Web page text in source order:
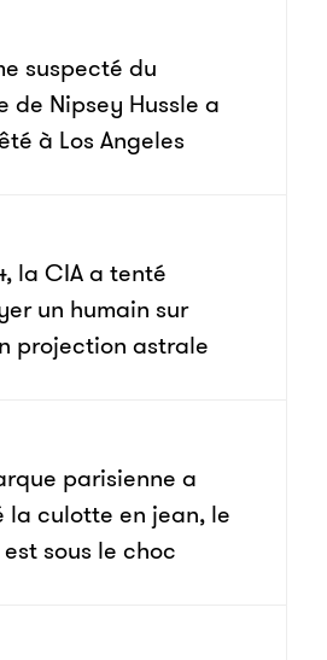
suspecté du
de Nipsey Hussle a
à Los Angeles
la CIA a tenté
un humain sur
projection astrale
parisienne a
la culotte en jean, le
sous le choc